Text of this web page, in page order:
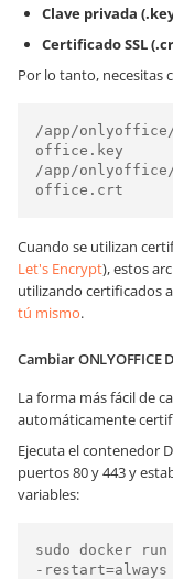
Clave privada
Certificado SSL
Por lo tanto, necesitas
/app/onlyoffice/
office.key
/app/onlyoffice/
Cuando se utilizan
Let's Encrypt), estos
utilizando certificados
tú mismo.
Cambiar ONLYOFFICE
La forma más fácil de
automáticamente
Ejecuta el contenedor
puertos 80 y 443 y
variables:
sudo docker
-